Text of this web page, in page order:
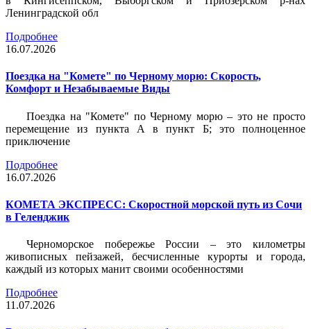
Ленинградской обл
Подробнее
16.07.2026
Поездка на "Комете" по Черному морю: Скорость,
Комфорт и Незабываемые Виды
Поездка на "Комете" по Черному морю – это не просто
перемещение из пункта А в пункт Б; это полноценное
приключение
Подробнее
16.07.2026
КОМЕТА ЭКСПРЕСС: Скоростной морской путь из Сочи
в Геленджик
Черноморское побережье России – это километры
живописных пейзажей, бесчисленные курорты и города,
каждый из которых манит своими особенностями
Подробнее
11.07.2026